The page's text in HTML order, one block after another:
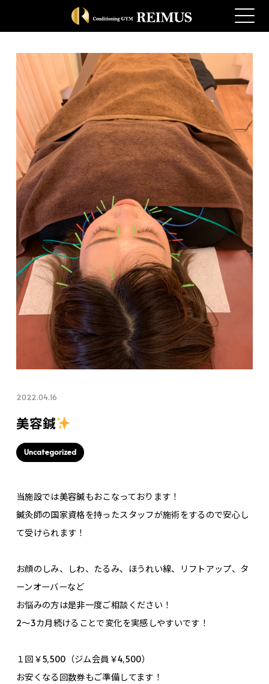
2022.04.16
美容鍼
Uncategorized
当施設では美容鍼もおこなっております！
鍼灸師の国家資格を持ったスタッフが施術をするので安心し
て受けられます！
お顔のしみ、しわ、たるみ、ほうれい線、リフトアップ、タ
ーンオーバーなど
お悩みの方は是非一度ご相談ください！
2～3カ月続けることで変化を実感しやすいです！
１回￥5,500（ジム会員￥4,500）
お安くなる回数券もご準備してます！